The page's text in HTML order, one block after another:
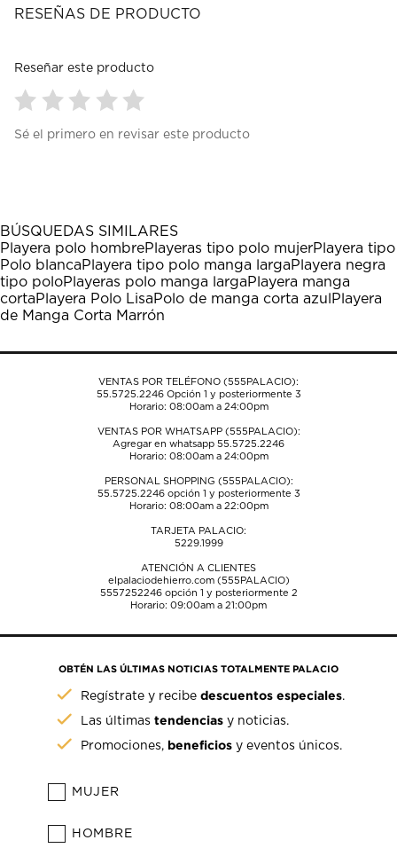
RESEÑAS DE PRODUCTO
Reseñar este producto
para
1
estrella
Esta
acción
abrirá
el
formulario
envío.
para
estrellas.
Esta
acción
abrirá
el
formulario
envío.
para
estrellas.
Esta
acción
abrirá
el
formulario
envío.
para
estrellas.
Esta
acción
abrirá
el
formulario
envío.
para
estrellas.
Esta
acción
abrirá
el
formulario
envío.
Sé el primero en revisar este producto
BÚSQUEDAS SIMILARES
Playera polo hombrePlayeras tipo polo mujerPlayera tipo
Polo blancaPlayera tipo polo manga largaPlayera negra
tipo poloPlayeras polo manga largaPlayera manga
cortaPlayera Polo LisaPolo de manga corta azul Playera
de Manga Corta Marrón
VENTAS POR TELÉFONO (555PALACIO):
55.5725.2246Opción 1 y posteriormente 3
Horario: 08:00am a 24:00pm
VENTAS POR WHATSAPP (555PALACIO):
Agregar en whatsapp 55.5725.2246
Horario: 08:00am a 24:00pm
PERSONAL SHOPPING (555PALACIO):
55.5725.2246opción 1 y posteriormente 3
Horario: 08:00am a 22:00pm
TARJETA PALACIO:
5229.1999
ATENCIÓN A CLIENTES
elpalaciodehierro.com (555PALACIO)
5557252246opción 1 y posteriormente 2
Horario: 09:00am a 21:00pm
OBTÉN LAS ÚLTIMAS NOTICIAS TOTALMENTE PALACIO
Regístrate y recibedescuentos especiales.
Las últimastendencias y noticias.
Promociones, beneficios y eventos únicos.
MUJER
HOMBRE